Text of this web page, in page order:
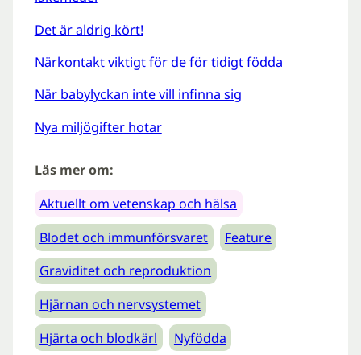
Det är aldrig kört!
Närkontakt viktigt för de för tidigt födda
När babylyckan inte vill infinna sig
Nya miljögifter hotar
Läs mer om:
Aktuellt om vetenskap och hälsa
Blodet och immunförsvaret
Feature
Graviditet och reproduktion
Hjärnan och nervsystemet
Hjärta och blodkärl
Nyfödda